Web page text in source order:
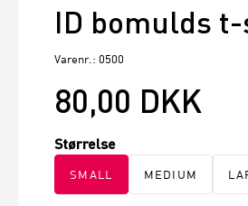
ID bomulds
Varenr.: 0500
80,00 DKK
Størrelse
SMALL MEDIUM